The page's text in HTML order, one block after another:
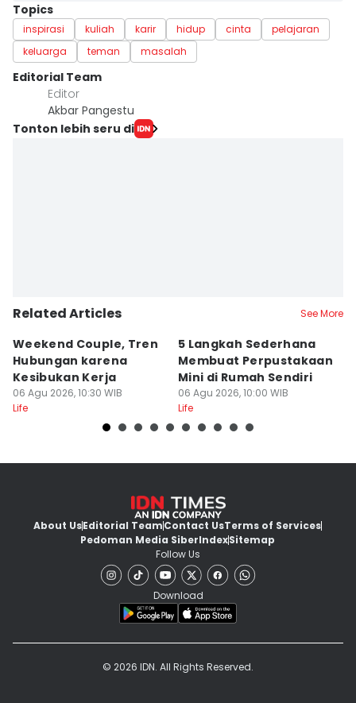
Topics
inspirasi kuliah karir hidup cinta
pelajaran
keluarga
teman masalah
Editorial Team
Editor
Akbar Pangestu
Tonton lebih seru di
Related Articles See More
Weekend Couple, Tren
Hubungan karena
Kesibukan Kerja
06 Agu 2026, 10:30 WIB
Life
5 Langkah Sederhana
Membuat Perpustakaan
Mini di Rumah Sendiri
06 Agu 2026, 10:00 WIB
Life
About UsEditorial TeamContact UsTerms of Services
Pedoman Media SiberIndexSitemap
Follow Us
Download
© 2026 IDN. All Rights Reserved.